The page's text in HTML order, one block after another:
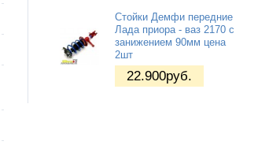
Стойки Демфи передние
Лада приора - ваз 2170 с
занижением 90мм цена
2шт
22.900руб.